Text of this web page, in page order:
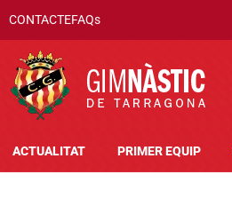
CONTACTEFAQs
ACTUALITAT PRIMER EQUIP